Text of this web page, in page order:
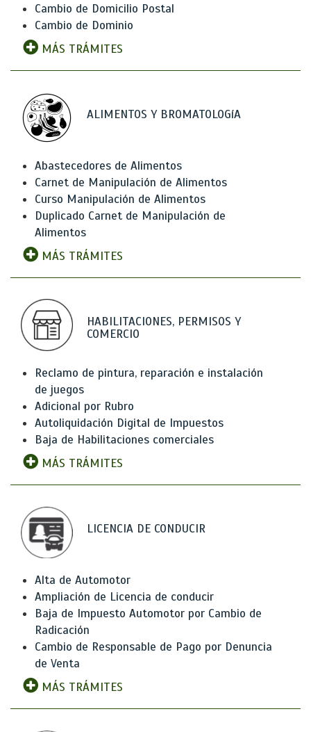
Cambio de Domicilio Postal
Cambio de Dominio
MÁS TRÁMITES
ALIMENTOS Y BROMATOLOGíA
Abastecedores de Alimentos
Carnet de Manipulación de Alimentos
Curso Manipulación de Alimentos
Duplicado Carnet de Manipulación de
Alimentos
MÁS TRÁMITES
HABILITACIONES, PERMISOS Y
COMERCIO
Reclamo de pintura, reparación e instalación
de juegos
Adicional por Rubro
Autoliquidación Digital de Impuestos
Baja de Habilitaciones comerciales
MÁS TRÁMITES
LICENCIA DE CONDUCIR
Alta de Automotor
Ampliación de Licencia de conducir
Baja de Impuesto Automotor por Cambio de
Radicación
Cambio de Responsable de Pago por Denuncia
de Venta
MÁS TRÁMITES